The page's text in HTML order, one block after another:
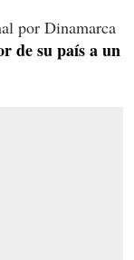
por Dinamarca
de su país a un